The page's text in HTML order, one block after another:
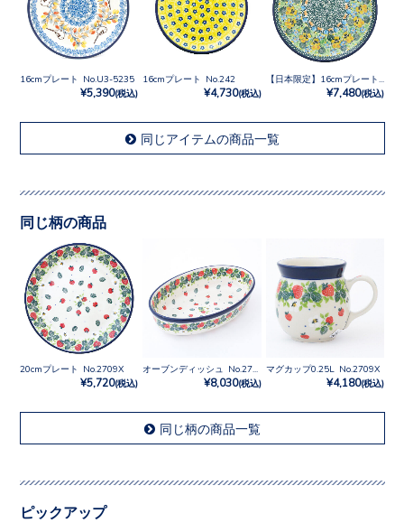
16cmプレート No.U3-5235
¥5,390(税込)
16cmプレート No.242
¥4,730(税込) ¥7,480(税込)
同じアイテムの商品一覧
同じ柄の商品
20cmプレート No.2709X
¥5,720(税込) ¥8,030(税込)
マグカップ0.25L No.2709X
¥4,180(税込)
同じ柄の商品一覧
ピックアップ